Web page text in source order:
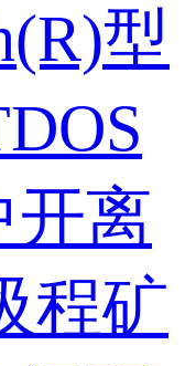
型
开离
程矿